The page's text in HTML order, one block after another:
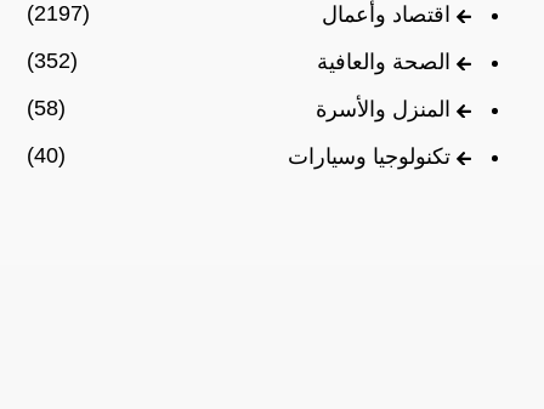
اقتصاد وأعمال
(2197)
الصحة والعافية
(352)
المنزل والأسرة
(58)
تكنولوجيا وسيارات
(40)